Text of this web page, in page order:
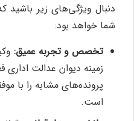
دنبال ویژگی‌های زیر باشید
شما خواهد بود:
تخصص و تجربه عمیق:
زمینه دیوان عدالت اداری
پرونده‌های مشابه را با
است.